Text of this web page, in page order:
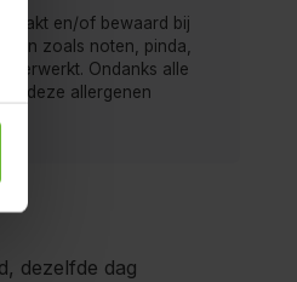
en/of bewaard bij
zoals noten, pinda,
verwerkt. Ondanks alle
deze allergenen
dezelfde dag